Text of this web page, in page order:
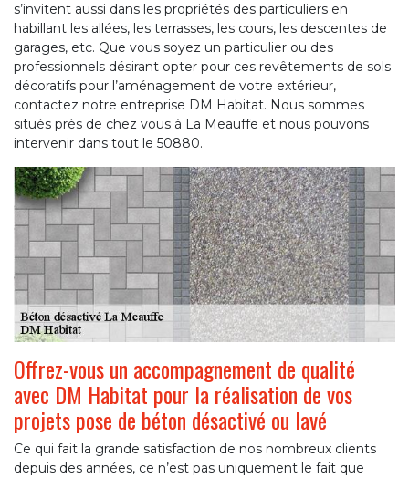
s’invitent aussi dans les propriétés des particuliers en
habillant les allées, les terrasses, les cours, les descentes de
garages, etc. Que vous soyez un particulier ou des
professionnels désirant opter pour ces revêtements de sols
décoratifs pour l’aménagement de votre extérieur,
contactez notre entreprise DM Habitat. Nous sommes
situés près de chez vous à La Meauffe et nous pouvons
intervenir dans tout le 50880.
Offrez-vous un accompagnement de qualité
avec DM Habitat pour la réalisation de vos
projets pose de béton désactivé ou lavé
Ce qui fait la grande satisfaction de nos nombreux clients
depuis des années, ce n’est pas uniquement le fait que